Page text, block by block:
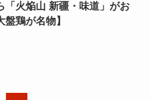
「火焔山 新疆・味道」がお
鶏が名物】